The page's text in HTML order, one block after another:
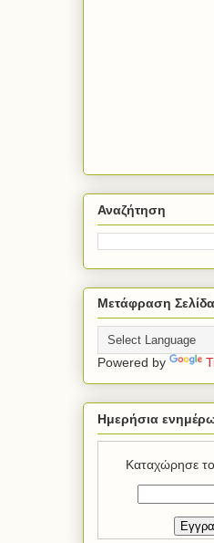
Αναζήτηση
Μετάφραση
Powered by
Ημερήσια
Καταχώρησε